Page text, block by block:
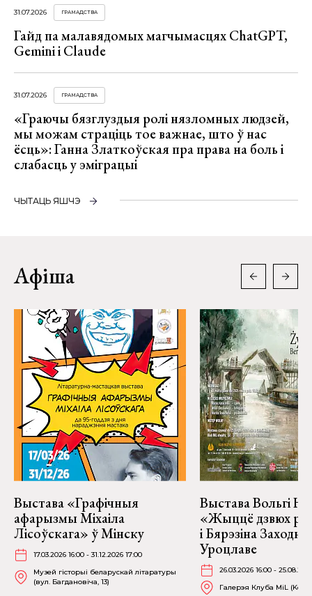
31.07.2026 ГРАМАДСТВА
Гайд па малавядомых магчымасцях ChatGPT,
Gemini і Claude
31.07.2026 ГРАМАДСТВА
«Граючы бязглуздыя ролі нязломных людзей,
мы можам страціць тое важнае, што ў нас
ёсць»: Ганна Златкоўская пра права на боль і
слабасць у эміграцыі
ЧЫТАЦЬ ЯШЧЭ
Афіша
Выстава «Графічныя
афарызмы Міхаіла
Лісоўскага» ў Мінску
17.03.2026 16:00 - 31.12.2026 17:00
Музей гісторыі беларускай літаратуры
(вул. Багдановіча, 13)
Выстава Вольгі
«Жыццё дзвюх
і Бярэзіна
Уроцлаве
26.03.2026 16:00 -
Галерэя Клуба MiL